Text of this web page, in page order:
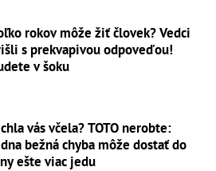
rokov môže žiť človek? Vedci
s prekvapivou odpoveďou!
v šoku
vás včela? TOTO nerobte:
bežná chyba môže dostať do
ešte viac jedu